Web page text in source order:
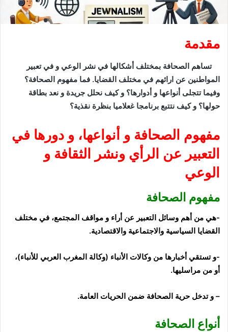
مقدمة
تساهم الصحافة بمختلف أشكالها في نشر الوعي و في تعبير
المواطنين عن ارائهم في مختلف القضايا. فما مفهوم الصحافة؟
وفيما تتجلى أنواعها و أدوارها؟ و كيف نحلل جريدة و نعد بطاقة
حولها؟ و كيف نتتبع برنامجا غعلاميا بنظرة نقذية؟
مفهوم الصحافة و أنواعها، و دورها في
التعبير عن الرأي ونشر الثقافة و
الوعي
مفهوم الصحافة
-هي من أهم وسائل التعبير عن أراء و مواقف المجتمع، في مختلف
القضايا السياسية والاجتماعية والاقتصادية.
-و تستقي أخبارها من وكالات الأنباء (وكالة المغرب العربي للأنباء)،
أو من مراسليها.
– و تدخل حرية الصحافة ضمن الحريات العامة.
أنواع الصحافة